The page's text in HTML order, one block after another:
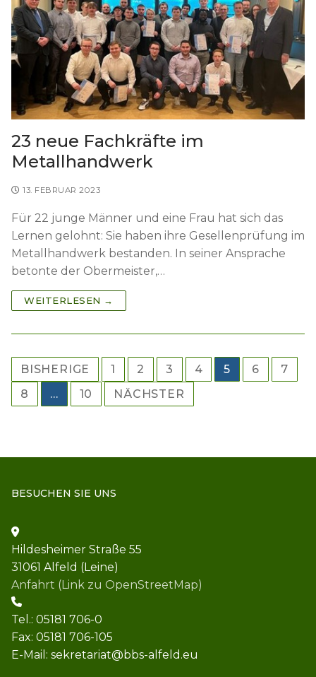
23 neue Fachkräfte im
Metallhandwerk
13. FEBRUAR 2023
Für 22 junge Männer und eine Frau hat sich das
Lernen gelohnt: Sie haben ihre Gesellenprüfung im
Metallhandwerk bestanden. In seiner Ansprache
betonte der Obermeister,…
WEITERLESEN →
Seitennummerierung
der
BISHERIGE 1 2 3 4 5 6
7
8
… 10 NÄCHSTER
BESUCHEN SIE UNS
Hildesheimer Straße 55
31061 Alfeld (Leine)
Anfahrt (Link zu OpenStreetMap)
Tel.: 05181 706-0
Fax: 05181 706-105
E-Mail: sekretariat@bbs-alfeld.eu